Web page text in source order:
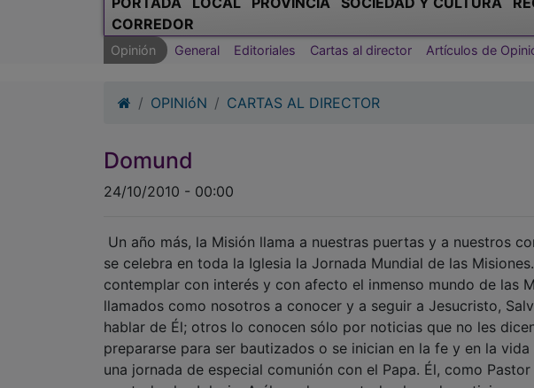
OPINIóN CARTAS AL DIRECTOR
Domund
Un año más, la Misión llama a nuestras puertas y a nuestros
se celebra en toda la Iglesia la Jornada Mundial de las
llamados como nosotros a conocer y a seguir a Jesucristo,
hablar de Él; otros lo conocen sólo por noticias que no les
prepararse para ser bautizados o se inician en la fe y en la
una jornada de especial comunión con el Papa. Él, como
por todas las Iglesia. A él acuden con toda clase de
sus colaboradores más inmediatos corresponde distribuir y
pueda disponer, tanto materiales, como humanos, como